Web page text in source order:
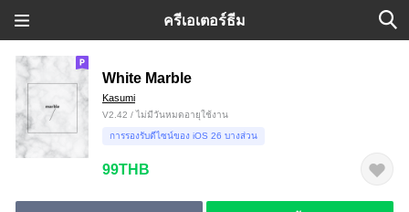
ครีเอเตอร์ธีม
White Marble
Kasumi
V2.42 / ไม่มีวันหมดอายุใช้งาน
การรองรับดีไซน์ของ iOS 26 บางส่วน
99THB